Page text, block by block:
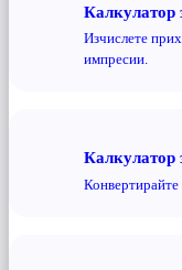
Калкулатор
Изчислете
импресии.
Калкулатор
Конвертирайте